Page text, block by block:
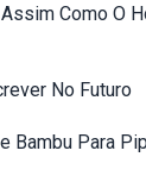
Como O
No Futuro
Bambu Para